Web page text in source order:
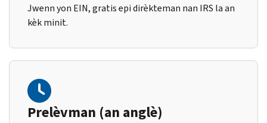
Jwenn yon EIN, gratis epi dirèkteman nan IRS la an
kèk minit.
Prelèvman (an anglè)